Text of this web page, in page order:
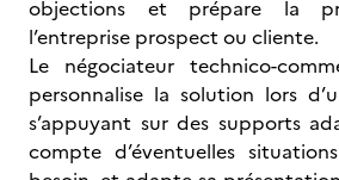
objections et prépare la
l’entreprise prospect ou cliente.
Le négociateur technico-
personnalise la solution lors
s’appuyant sur des supports
compte d’éventuelles